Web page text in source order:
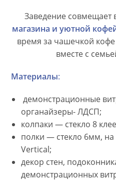
Заведение совмещает
магазина и уютной
время за чашечкой
вместе с
Материалы:
демонстрационные
органайзеры- ЛДСП;
колпаки — стекло 8
полки — стекло 6мм,
Vertical;
декор стен,
демонстрационных